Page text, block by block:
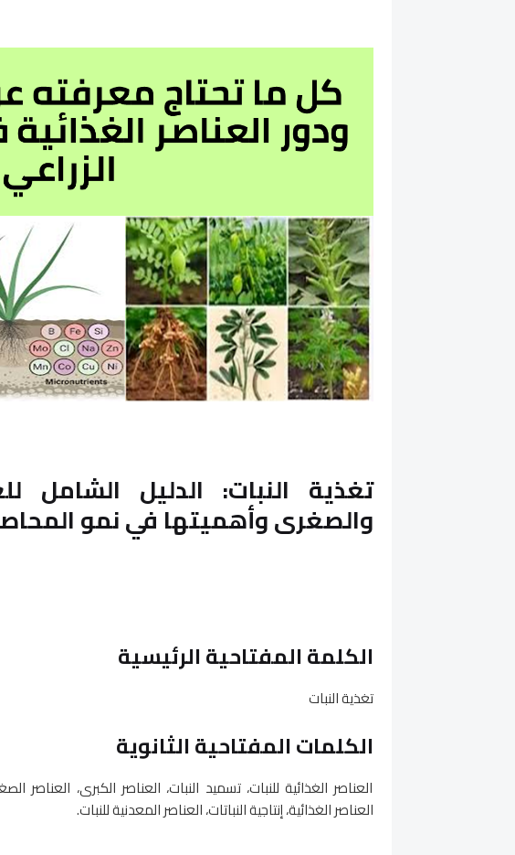
تغذية النبات: الدليل الشامل
والصغرى وأهميتها في نمو
الكلمة المفتاحية الرئيسية
تغذية النبات
الكلمات المفتاحية الثانوية
العناصر الغذائية للنبات، تسميد النبات، العناصر الكبرى،
العناصر الغذائية، إنتاجية النباتات، العناصر المعدنية للنبات.